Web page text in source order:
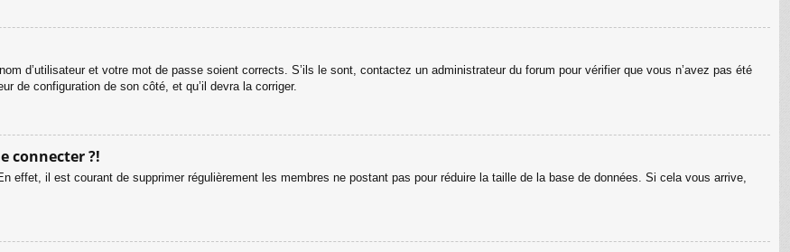
d’utilisateur et votre mot de passe soient corrects. S’ils le sont, contactez un administrateur du forum pour vérifier que vous n’avez pas été
de configuration de son côté, et qu’il devra la corriger.
connecter ?!
effet, il est courant de supprimer régulièrement les membres ne postant pas pour réduire la taille de la base de données. Si cela vous arrive,